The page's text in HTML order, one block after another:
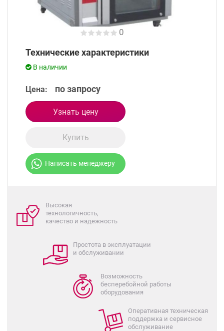
0
Технические характеристики
В наличии
Цена: по запросу
Узнать цену
Купить
Написать менеджеру
Высокая
технологичность,
качество и надежность
Простота в эксплуатации
и обслуживании
Возможность
бесперебойной работы
оборудования
Оперативная техническая
поддержка и сервисное
обслуживание